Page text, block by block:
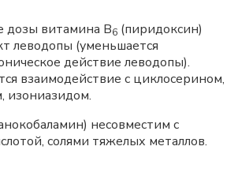
дозы витамина В6 (пиридоксин)
леводопы (уменьшается
действие леводопы).
взаимодействие с циклосерином,
изониазидом.
несовместим с
солями тяжелых металлов.